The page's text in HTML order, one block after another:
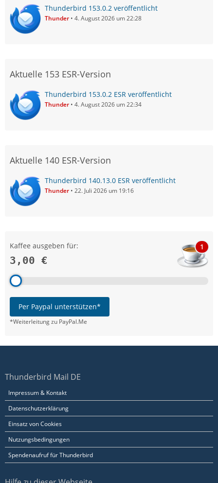
Thunderbird 153.0.2 veröffentlicht
Thunder 4. August 2026 um 22:28
Aktuelle 153 ESR-Version
Thunderbird 153.0.2 ESR veröffentlicht
Thunder 4. August 2026 um 22:34
Aktuelle 140 ESR-Version
Thunderbird 140.13.0 ESR veröffentlicht
Thunder 22. Juli 2026 um 19:16
Kaffee ausgeben für:
3,00 €
1
Per Paypal unterstützen*
*Weiterleitung zu PayPal.Me
Thunderbird Mail DE
Impressum & Kontakt
Datenschutzerklärung
Einsatz von Cookies
Nutzungsbedingungen
Spendenaufruf für Thunderbird